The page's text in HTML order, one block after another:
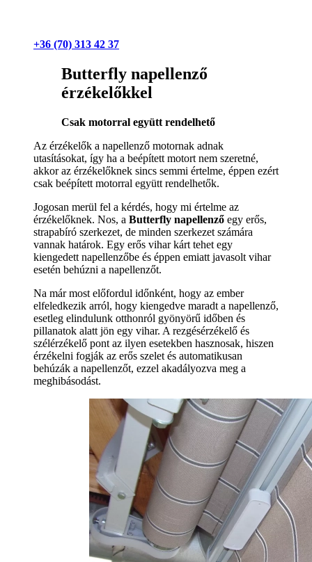
+36 (70) 313 42 37
Butterfly napellenző
érzékelőkkel
Csak motorral együtt rendelhető
Az érzékelők a napellenző motornak adnak
utasításokat, így ha a beépített motort nem szeretné,
akkor az érzékelőknek sincs semmi értelme, éppen ezért
csak beépített motorral együtt rendelhetők.
Jogosan merül fel a kérdés, hogy mi értelme az
érzékelőknek. Nos, a Butterfly napellenző egy erős,
strapabíró szerkezet, de minden szerkezet számára
vannak határok. Egy erős vihar kárt tehet egy
kiengedett napellenzőbe és éppen emiatt javasolt vihar
esetén behúzni a napellenzőt.
Na már most előfordul időnként, hogy az ember
elfeledkezik arról, hogy kiengedve maradt a napellenző,
esetleg elindulunk otthonról gyönyörű időben és
pillanatok alatt jön egy vihar. A rezgésérzékelő és
szélérzékelő pont az ilyen esetekben hasznosak, hiszen
érzékelni fogják az erős szelet és automatikusan
behúzák a napellenzőt, ezzel akadályozva meg a
meghibásodást.